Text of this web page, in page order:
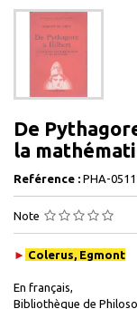
De
la
Reférence : PHA-
Note
► Colerus, Egmont
En français,
Bibliothèque de